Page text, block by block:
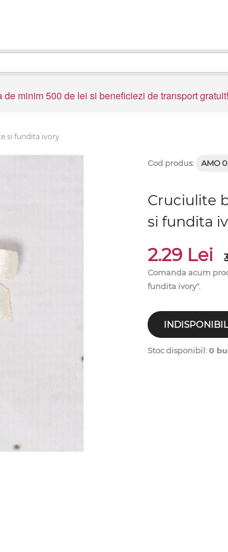
de minim 500 de lei si beneficiezi de transport gratuit!
si fundita ivory
Cod produs: AMO
Cruciulite
si fundita
2.29 Lei
Comanda acum
fundita ivory".
INDISPONIBIL
Stoc disponibil:0